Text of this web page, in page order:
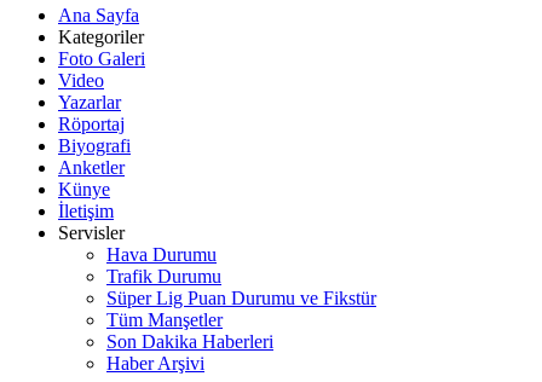
Ana Sayfa
Kategoriler
Foto Galeri
Video
Yazarlar
Röportaj
Biyografi
Anketler
Künye
İletişim
Servisler
Hava Durumu
Trafik Durumu
Süper Lig Puan Durumu ve Fikstür
Tüm Manşetler
Son Dakika Haberleri
Haber Arşivi